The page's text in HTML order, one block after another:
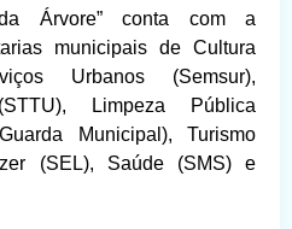
Árvore” conta com a
municipais de Cultura
Urbanos (Semsur),
Limpeza Pública
Municipal), Turismo
(SEL), Saúde (SMS) e